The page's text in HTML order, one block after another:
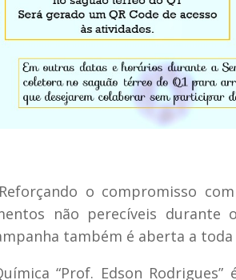
o compromisso
não perecíveis
também é aberta a toda
“Prof. Edson